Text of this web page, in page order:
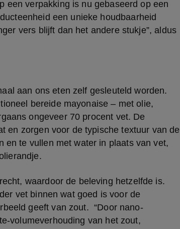
een verpakking is nu gebaseerd op een
een unieke houdbaarheid
vers blijft dan het andere stukje”, aldus
aan ons eten zelf gesleuteld worden.
bereide mayonaise – met olie,
ongeveer 70 procent vet. De
en zorgen voor de typische textuur van de
en te vullen met water in plaats van vet,
waardoor de beleving hetzelfde is.
vet binnen wat goed is voor de
geeft van zout.  “Door nano-
volumeverhouding van het zout,